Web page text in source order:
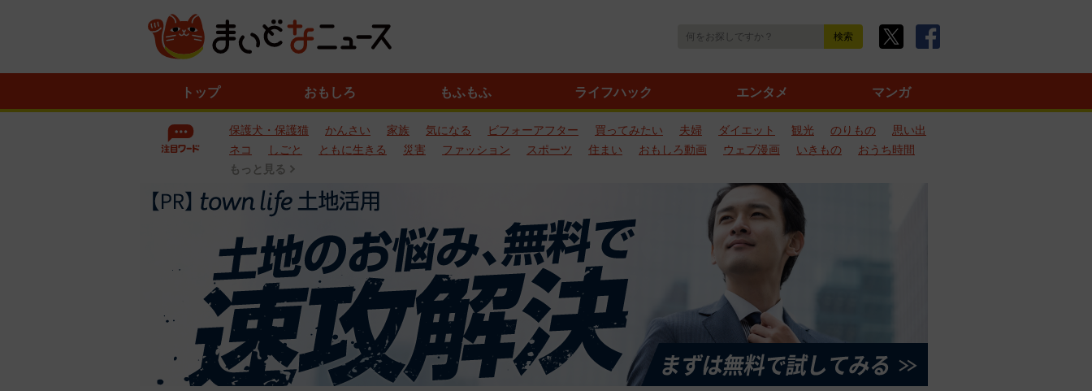
トップ おもしろ もふもふ ライフハック エンタメ マンガ
保護犬・保護猫 かんさい 家族 気になる ビフォーアフター 買ってみたい 夫婦 ダイエット 観光 のりもの
思い出
ネコ
しごと ともに生きる 災害 ファッション スポーツ 住まい おもしろ動画 ウェブ漫画 いきもの
おうち時間
もっと見る